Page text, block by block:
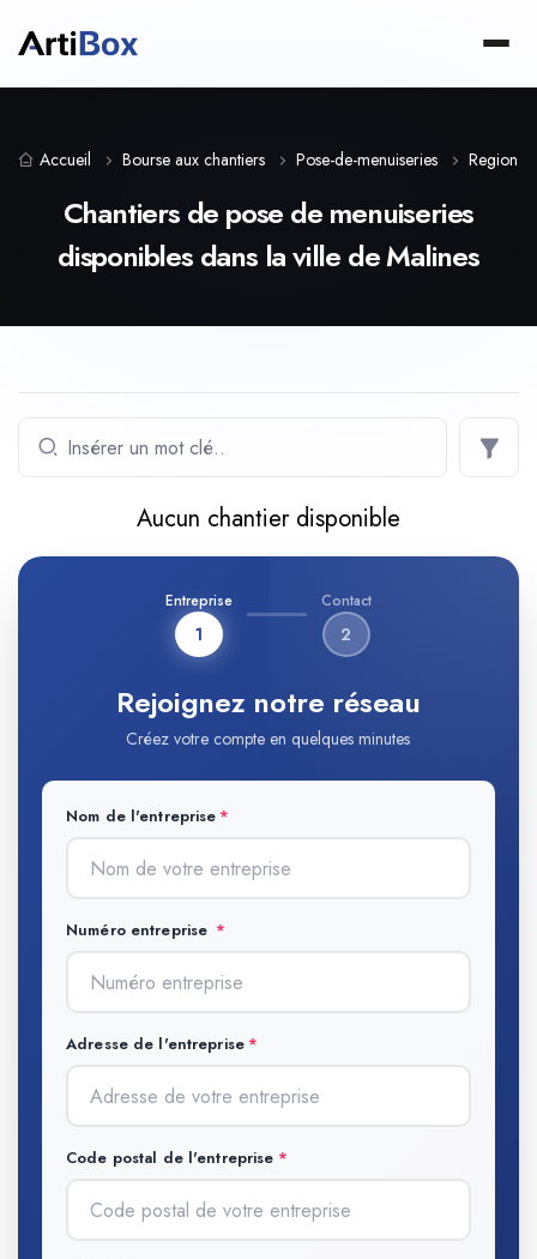
Accueil Bourse aux chantiers Pose-de-menuiseries Region-
Chantiers de pose de menuiseries
disponibles dans la ville de Malines
Aucun chantier disponible
Entreprise
1
Contact
2
Rejoignez notre réseau
Créez votre compte en quelques minutes
Nom de l'entreprise
Numéro entreprise
Adresse de l'entreprise
Code postal de l'entreprise